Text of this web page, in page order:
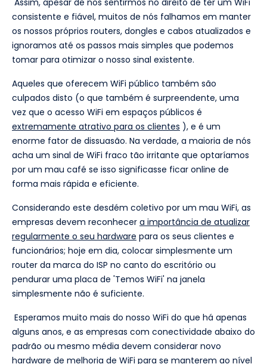
Assim, apesar de nos sentirmos no direito de ter um WiFi
consistente e fiável, muitos de nós falhamos em manter
os nossos próprios routers, dongles e cabos atualizados e
ignoramos até os passos mais simples que podemos
tomar para otimizar o nosso sinal existente.
Aqueles que oferecem WiFi público também são
culpados disto (o que também é surpreendente, uma
vez que o acesso WiFi em espaços públicos é
extremamente atrativo para os clientes ), e é um
enorme fator de dissuasão. Na verdade, a maioria de nós
acha um sinal de WiFi fraco tão irritante que optaríamos
por um mau café se isso significasse ficar online de
forma mais rápida e eficiente.
Considerando este desdém coletivo por um mau WiFi, as
empresas devem reconhecer a importância de atualizar
regularmente o seu hardware para os seus clientes e
funcionários; hoje em dia, colocar simplesmente um
router da marca do ISP no canto do escritório ou
pendurar uma placa de 'Temos WiFi' na janela
simplesmente não é suficiente.
Esperamos muito mais do nosso WiFi do que há apenas
alguns anos, e as empresas com conectividade abaixo do
padrão ou mesmo média devem considerar novo
hardware de melhoria de WiFi para se manterem ao nível